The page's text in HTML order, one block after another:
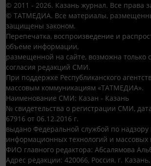
© 2011 - 2026. Казань журнал. Все права
© ТАТМЕДИА. Все материалы,
защищены законом.
Перепечатка, воспроизведение и
объеме информации,
размещенной на сайте, возможна только
согласия редакций СМИ.
При поддержке Республиканского
массовым коммуникациям «ТАТМЕДИА».
Наименование СМИ: Казан - Казань
№ свидетельства о регистрации СМИ,
67916 от 06.12.2016 г.
выдано Федеральной службой по надзору
информационных технологий и массовых
ФИО главного редактора: Абсалямова
Адрес редакции: 420066, Россия, г.